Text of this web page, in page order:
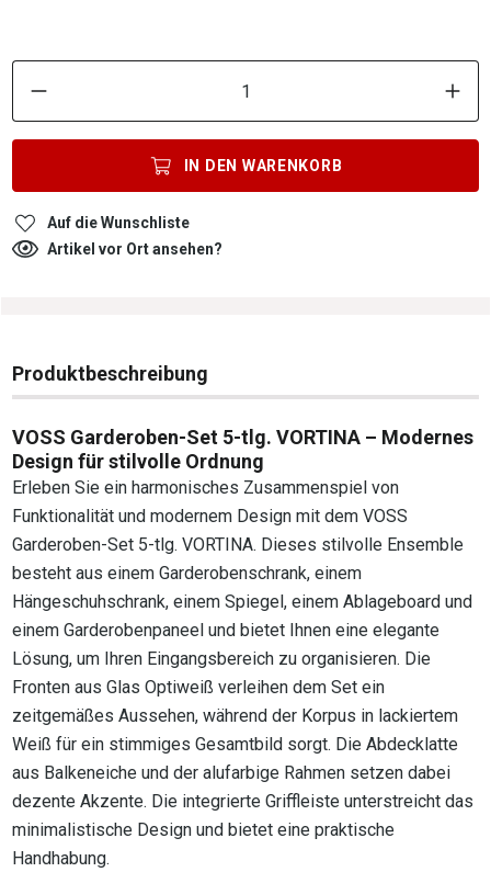
IN DEN WARENKORB
Auf die Wunschliste
Artikel vor Ort ansehen?
Produktbeschreibung
VOSS Garderoben-Set 5-tlg. VORTINA – Modernes
Design für stilvolle Ordnung
Erleben Sie ein harmonisches Zusammenspiel von
Funktionalität und modernem Design mit dem VOSS
Garderoben-Set 5-tlg. VORTINA. Dieses stilvolle Ensemble
besteht aus einem Garderobenschrank, einem
Hängeschuhschrank, einem Spiegel, einem Ablageboard und
einem Garderobenpaneel und bietet Ihnen eine elegante
Lösung, um Ihren Eingangsbereich zu organisieren. Die
Fronten aus Glas Optiweiß verleihen dem Set ein
zeitgemäßes Aussehen, während der Korpus in lackiertem
Weiß für ein stimmiges Gesamtbild sorgt. Die Abdecklatte
aus Balkeneiche und der alufarbige Rahmen setzen dabei
dezente Akzente. Die integrierte Griffleiste unterstreicht das
minimalistische Design und bietet eine praktische
Handhabung.